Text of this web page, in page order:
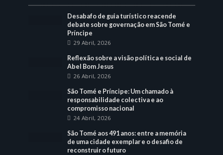
Desabafo de guia turístico reacende
debate sobre governação em São Tomé e
Príncipe
29 Abril, 2026
Reflexão sobre a visão política e social de
Abel Bom Jesus
26 Abril, 2026
São Tomé e Príncipe: Um chamado à
responsabilidade colectiva e ao
compromisso nacional
24 Abril, 2026
São Tomé aos 491 anos: entre a memória
de uma cidade exemplar e o desafio de
reconstruir o futuro